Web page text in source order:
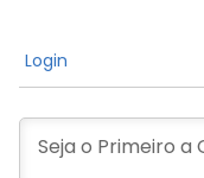
Login